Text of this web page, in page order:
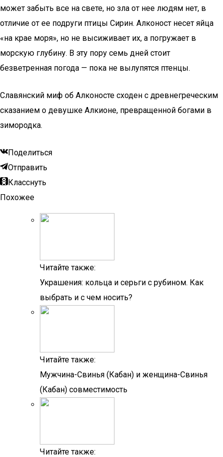
может забыть все на свете, но зла от нее людям нет, в
отличие от ее подруги птицы Сирин. Алконост несет яйца
«на крае моря», но не высиживает их, а погружает в
морскую глубину. В эту пору семь дней стоит
безветренная погода — пока не вылупятся птенцы.
Славянский миф об Алконосте сходен с древнегреческим
сказанием о девушке Алкионе, превращенной богами в
зимородка.
Поделиться
Отправить
Класснуть
Похожее
Читайте также:
Украшения: кольца и серьги с рубином. Как
выбрать и с чем носить?
Читайте также:
Мужчина-Свинья (Кабан) и женщина-Свинья
(Кабан) совместимость
Читайте также: